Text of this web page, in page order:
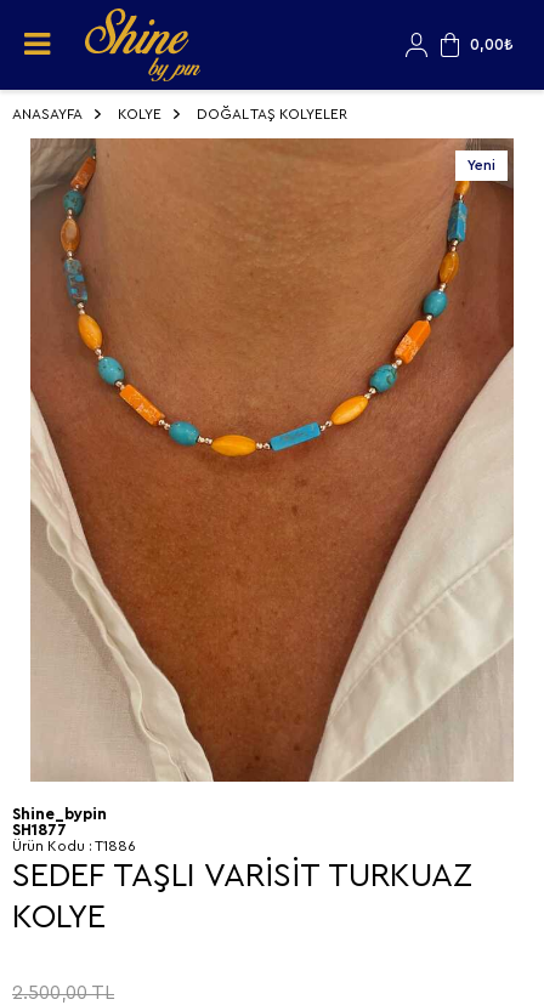
0,00₺
ANASAYFA KOLYE DOĞAL TAŞ KOLYELER
Yeni
Shine_bypin
SH1877
Ürün Kodu : T1886
SEDEF TAŞLI VARİSİT TURKUAZ
KOLYE
2.500,00TL